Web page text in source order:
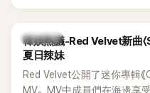
熱議討論
韓娛熱議-Red Velvet新曲
夏日辣妹
Red Velvet公開了迷你專輯《
MV。MV中成員們在海邊享